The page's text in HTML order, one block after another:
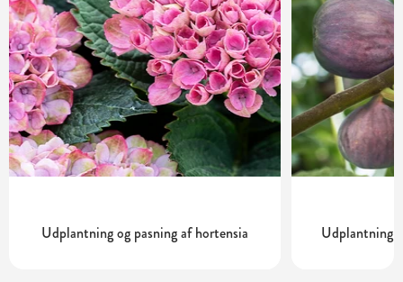
Udplantning og pasning af hortensia Udplantning